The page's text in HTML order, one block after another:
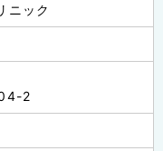
ニック
2